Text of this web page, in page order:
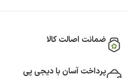
ضمانت اصالت کالا
پرداخت آسان با دیجی پی